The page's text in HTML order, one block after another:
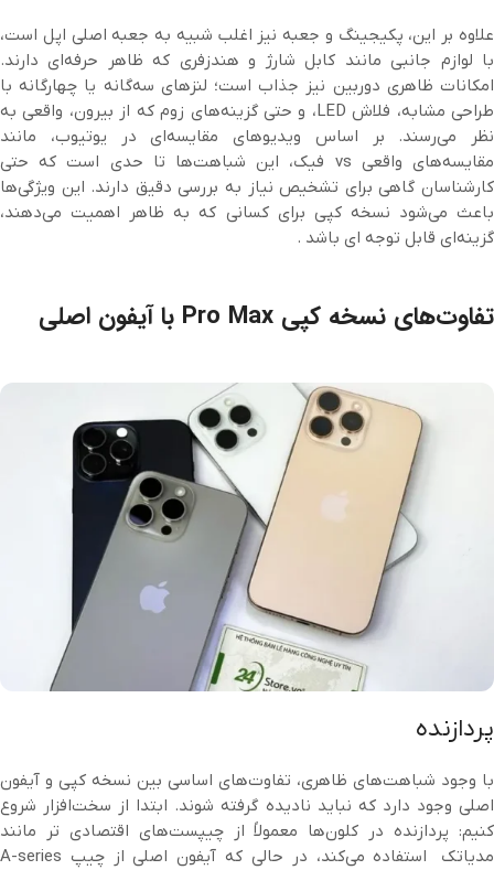
علاوه بر این، پکیجینگ و جعبه نیز اغلب شبیه به جعبه اصلی اپل است،
با لوازم جانبی مانند کابل شارژ و هندزفری که ظاهر حرفه‌ای دارند.
امکانات ظاهری دوربین نیز جذاب است؛ لنزهای سه‌گانه یا چهارگانه با
طراحی مشابه، فلاش LED، و حتی گزینه‌های زوم که از بیرون، واقعی به
نظر می‌رسند. بر اساس ویدیوهای مقایسه‌ای در یوتیوب، مانند
مقایسه‌های واقعی vs فیک، این شباهت‌ها تا حدی است که حتی
کارشناسان گاهی برای تشخیص نیاز به بررسی دقیق دارند. این ویژگی‌ها
باعث می‌شود نسخه کپی برای کسانی که به ظاهر اهمیت می‌دهند،
گزینه‌ای قابل توجه ای باشد .
تفاوت‌های نسخه کپی Pro Max با آیفون اصلی
پردازنده
با وجود شباهت‌های ظاهری، تفاوت‌های اساسی بین نسخه کپی و آیفون
اصلی وجود دارد که نباید نادیده گرفته شوند. ابتدا از سخت‌افزار شروع
کنیم: پردازنده در کلون‌ها معمولاً از چیپست‌های اقتصادی ‌تر مانند
مدیاتک استفاده می‌کند، در حالی که آیفون اصلی از چیپ A-series